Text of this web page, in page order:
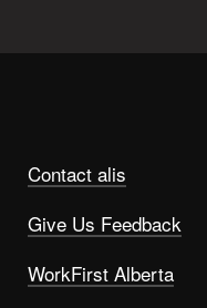
Contact alis
Give Us Feedback
WorkFirst Alberta